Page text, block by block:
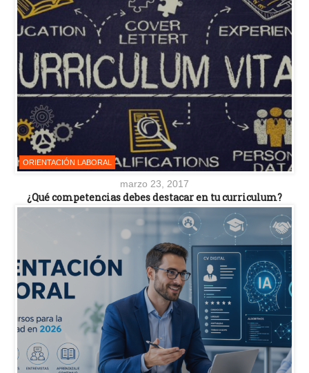
ORIENTACIÓN LABORAL
marzo 23, 2017
¿Qué competencias debes destacar en tu curriculum?